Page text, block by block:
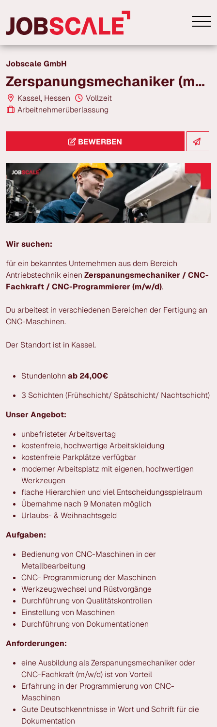
Jobscale GmbH
Zerspanungsmechaniker (m/w/d) | ab 24,00 € | Kasssel
Kassel, Hessen
Vollzeit
Arbeitnehmerüberlassung
BEWERBEN
Wir suchen:
für ein bekanntes Unternehmen aus dem Bereich
Antriebstechnik einen Zerspanungsmechaniker / CNC-
Fachkraft / CNC-Programmierer (m/w/d).
Du arbeitest in verschiedenen Bereichen der Fertigung an
CNC-Maschinen.
Der Standort ist in Kassel.
Stundenlohn ab 24,00€
3 Schichten (Frühschicht/ Spätschicht/ Nachtschicht)
Unser Angebot:
unbefristeter Arbeitsvertag
kostenfreie, hochwertige Arbeitskleidung
kostenfreie Parkplätze verfügbar
moderner Arbeitsplatz mit eigenen, hochwertigen
Werkzeugen
flache Hierarchien und viel Entscheidungsspielraum
Übernahme nach 9 Monaten möglich
Urlaubs- & Weihnachtsgeld
Aufgaben:
Bedienung von CNC-Maschinen in der
Metallbearbeitung
CNC- Programmierung der Maschinen
Werkzeugwechsel und Rüstvorgänge
Durchführung von Qualitätskontrollen
Einstellung von Maschinen
Durchführung von Dokumentationen
Anforderungen:
eine Ausbildung als Zerspanungsmechaniker oder
CNC-Fachkraft (m/w/d) ist von Vorteil
Erfahrung in der Programmierung von CNC-
Maschinen
Gute Deutschkenntnisse in Wort und Schrift für die
Dokumentation